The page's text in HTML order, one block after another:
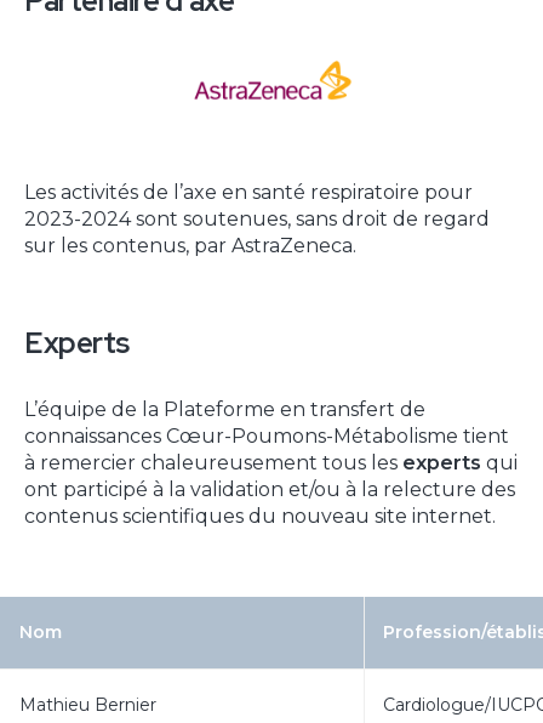
Les activités de l’axe en santé respiratoire pour
2023-2024 sont soutenues, sans droit de regard
sur les contenus, par AstraZeneca.
Experts
L’équipe de la Plateforme en transfert de
connaissances Cœur-Poumons-Métabolisme tient
à remercier chaleureusement tous les experts qui
ont participé à la validation et/ou à la relecture des
contenus scientifiques du nouveau site internet.
Nom Profession/
Mathieu Bernier Cardiologue/